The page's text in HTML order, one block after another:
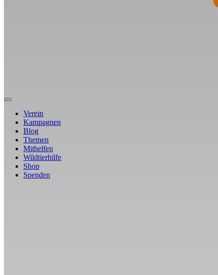
Verein
Kampagnen
Blog
Themen
Mithelfen
Wildtierhilfe
Shop
Spenden